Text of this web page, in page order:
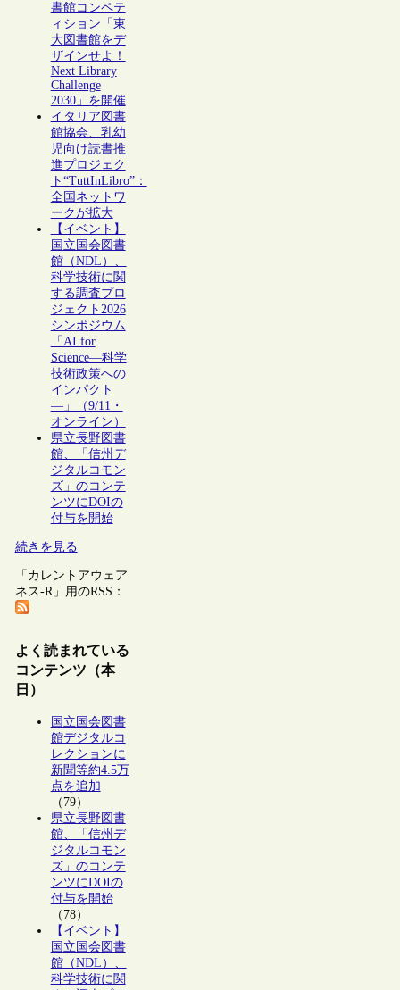
書館コンペテ
ィション「東
大図書館をデ
ザインせよ！
Next Library
Challenge
2030」を開催
イタリア図書
館協会、乳幼
児向け読書推
進プロジェク
ト“TuttInLibro”：
全国ネットワ
ークが拡大
【イベント】
国立国会図書
館（NDL）、
科学技術に関
する調査プロ
ジェクト2026
シンポジウム
「AI for
Science―科学
技術政策への
インパクト
―」（9/11・
オンライン）
県立長野図書
館、「信州デ
ジタルコモン
ズ」のコンテ
ンツにDOIの
付与を開始
続きを見る
「カレントアウェア
ネス-R」用のRSS：
よく読まれている
コンテンツ（本
日）
国立国会図書
館デジタルコ
レクションに
新聞等約4.5万
点を追加
（79）
県立長野図書
館、「信州デ
ジタルコモン
ズ」のコンテ
ンツにDOIの
付与を開始
（78）
【イベント】
国立国会図書
館（NDL）、
科学技術に関